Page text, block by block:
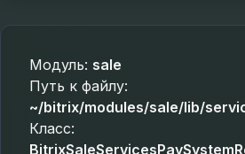
Модуль: sale
Путь к файлу:
~/bitrix/modules/sale/lib/
Класс: